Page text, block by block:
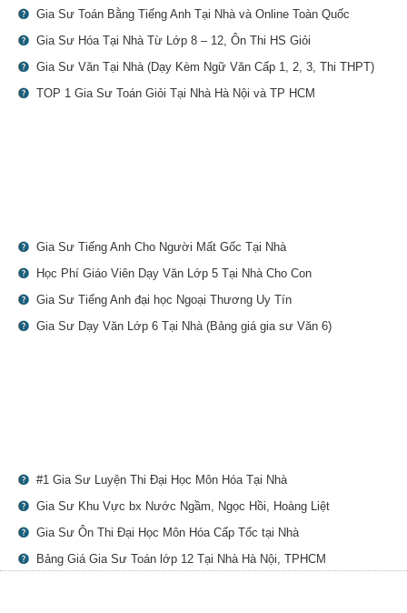
Gia Sư Toán Bằng Tiếng Anh Tại Nhà và Online Toàn Quốc
Gia Sư Hóa Tại Nhà Từ Lớp 8 – 12, Ôn Thi HS Giỏi
Gia Sư Văn Tại Nhà (Dạy Kèm Ngữ Văn Cấp 1, 2, 3, Thi THPT)
TOP 1 Gia Sư Toán Giỏi Tại Nhà Hà Nội và TP HCM
Gia Sư Tiếng Anh Cho Người Mất Gốc Tại Nhà
Học Phí Giáo Viên Dạy Văn Lớp 5 Tại Nhà Cho Con
Gia Sư Tiếng Anh đại học Ngoại Thương Uy Tín
Gia Sư Dạy Văn Lớp 6 Tại Nhà (Bảng giá gia sư Văn 6)
#1 Gia Sư Luyện Thi Đại Học Môn Hóa Tại Nhà
Gia Sư Khu Vực bx Nước Ngầm, Ngọc Hồi, Hoàng Liệt
Gia Sư Ôn Thi Đại Học Môn Hóa Cấp Tốc tại Nhà
Bảng Giá Gia Sư Toán lớp 12 Tại Nhà Hà Nội, TPHCM